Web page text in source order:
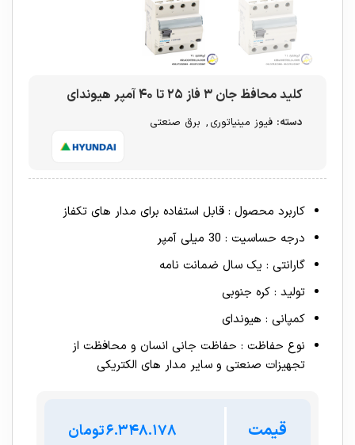
کلید محافظ جان ۳ فاز ۲۵ تا ۴۰ آمپر هیوندای
دسته: فیوز مینیاتوری , برق صنعتی
کاربرد محصول : قابل استفاده برای مدار های تکفاز
درجه حساسیت : 30 میلی آمپر
گارانتی : یک سال ضمانت نامه
تولید : کره جنوبی
کمپانی : هیوندای
نوع حفاظت : حفاظت جانی انسان و محافظت از
تجهیزات صنعتی و سایر مدار های الکتریکی
قیمت تومان